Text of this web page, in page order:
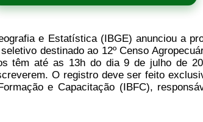
e Estatística (IBGE) anunciou a
destinado ao 12º Censo
têm até as 13h do dia 9 de julho de
O registro deve ser feito
e Capacitação (IBFC),